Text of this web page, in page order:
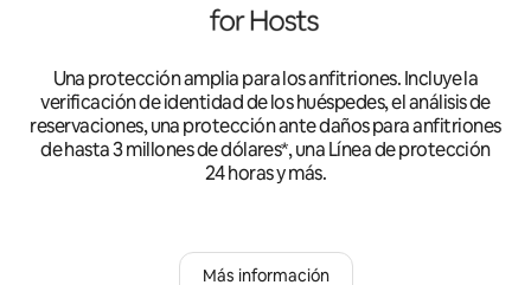
Una protección amplia para los anfitriones. Incluye la
verificación de identidad de los huéspedes, el análisis de
reservaciones, una protección ante daños para anfitriones
de hasta 3 millones de dólares*, una Línea de protección
24 horas y más.
Más información